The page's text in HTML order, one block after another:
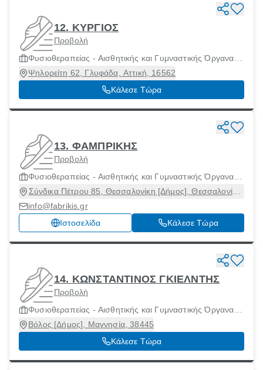
12. ΚΥΡΓΙΟΣ
Προβολή
Φυσιοθεραπείας - Αισθητικής και Γυμναστικής Όργανα
και Μηχανήματα
Ψηλορείτη 62, Γλυφάδα, Αττική, 16562
Κάλεσε Τώρα
13. ΦΑΜΠΡΙΚΗΣ
Προβολή
Φυσιοθεραπείας - Αισθητικής και Γυμναστικής Όργανα
και Μηχανήματα
Σύνδικα Πέτρου 85, Θεσσαλονίκη [Δήμος], Θεσσαλονίκη,
info@fabrikis.gr
Ιστοσελίδα
Κάλεσε Τώρα
14. ΚΩΝΣΤΑΝΤΙΝΟΣ ΓΚΙΕΛΝΤΗΣ
Προβολή
Φυσιοθεραπείας - Αισθητικής και Γυμναστικής Όργανα
και Μηχανήματα
Βόλος [Δήμος], Μαγνησία, 38445
Κάλεσε Τώρα